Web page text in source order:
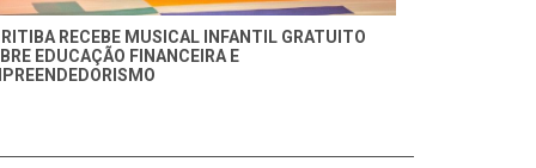
RECEBE MUSICAL INFANTIL GRATUITO
EDUCAÇÃO FINANCEIRA E